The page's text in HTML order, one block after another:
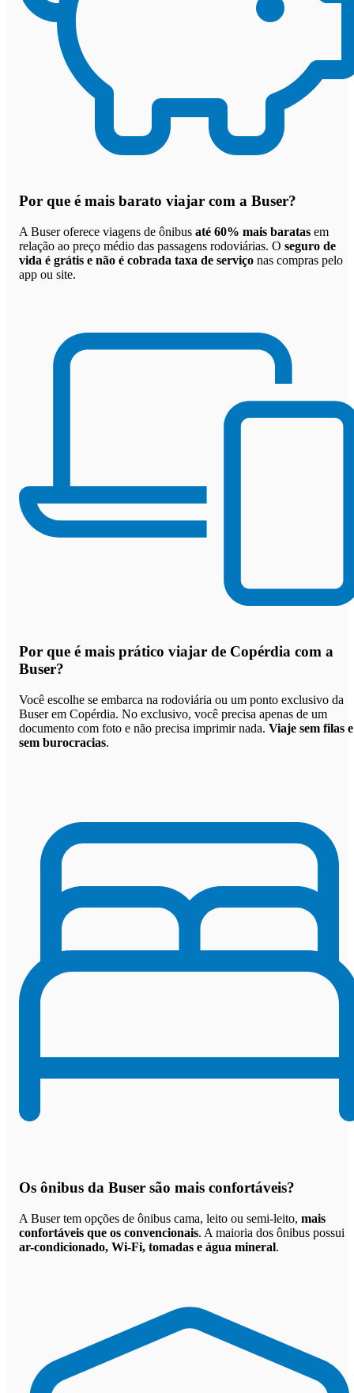
Por que é mais barato viajar com a Buser?
A Buser oferece viagens de ônibus até 60% mais baratas em
relação ao preço médio das passagens rodoviárias. O seguro de
vida é grátis e não é cobrada taxa de serviço nas compras pelo
app ou site.
Por que é mais prático viajar de Copérdia com a
Buser?
Você escolhe se embarca na rodoviária ou um ponto exclusivo da
Buser em Copérdia. No exclusivo, você precisa apenas de um
documento com foto e não precisa imprimir nada. Viaje sem filas e
sem burocracias.
Os ônibus da Buser são mais confortáveis?
A Buser tem opções de ônibus cama, leito ou semi-leito, mais
confortáveis que os convencionais. A maioria dos ônibus possui
ar-condicionado, Wi-Fi, tomadas e água mineral.